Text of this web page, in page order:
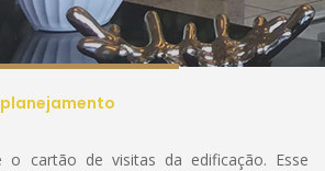
cartão de visitas da edificação. Esse